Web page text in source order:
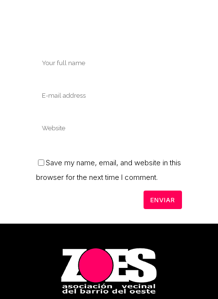
Save my name, email, and website in this
browser for the next time I comment.